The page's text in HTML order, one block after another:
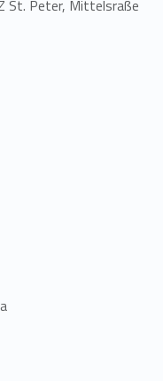
St. Peter, Mittelsraße